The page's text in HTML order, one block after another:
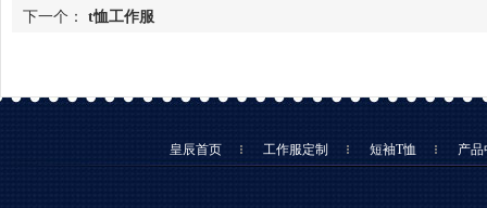
下一个：
t恤工作服
皇辰首页 工作服定制 短袖T恤 产品